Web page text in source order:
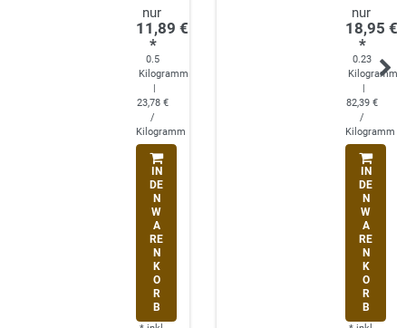
11,89 €
*
0.5
Kilogramm
23,78 €
/
Kilogramm
IN
DE
N
W
A
RE
N
K
O
R
B
18,95 €
*
0.23
Kilogramm
82,39 €
/
Kilogramm
IN
DE
N
W
A
RE
N
K
O
R
B